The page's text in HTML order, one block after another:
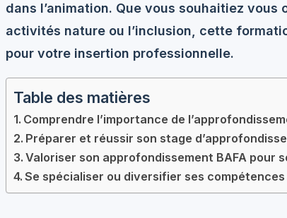
dans l’animation. Que vous souhaitiez
activités nature ou l’inclusion, cette
pour votre insertion professionnelle.
Table des matières
Comprendre l’importance de
Préparer et réussir son stage
Valoriser son approfondissement BAFA pour
Se spécialiser ou diversifier ses